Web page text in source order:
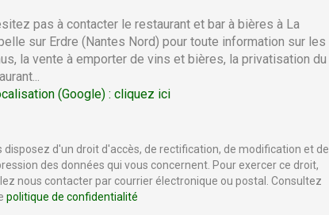
pas à contacter le restaurant et bar à bières à La
sur Erdre (Nantes Nord) pour toute information sur les
la vente à emporter de vins et bières, la privatisation du
(Google) : cliquez ici
disposez d'un droit d'accès, de rectification, de modification et de
des données qui vous concernent. Pour exercer ce droit,
nous contacter par courrier électronique ou postal. Consultez
politique de confidentialité